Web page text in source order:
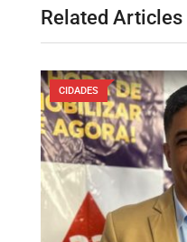
Related Articles
CIDADES